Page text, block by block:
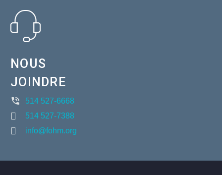
NOUS
JOINDRE
514 527-6668
514 527-7388
info@fohm.org